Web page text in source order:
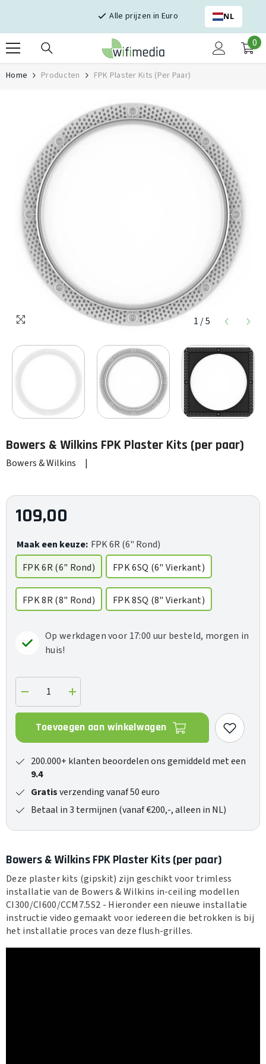
Alle prijzen in Euro NL
0
0
Home Producten FPK Plaster Kits (per Paar)
Bowers & Wilkins FPK Plaster Kits (per paar)
Bowers & Wilkins |
1 /5
109,00
Maak een keuze: FPK 6R (6" Rond)
FPK 6R (6" Rond)
FPK 6SQ (6" Vierkant)
FPK 8R (8" Rond) FPK 8SQ (8" Vierkant)
Op werkdagen voor 17:00 uur besteld, morgen in
huis!
Verlaag
de
hoeveelheid
voor
FPK
(per
paar)
Verhoog
de
hoeveelheid
FPK
(per
paar)
Toevoegen aan winkelwagen
200.000+ klanten beoordelen ons gemiddeld met een
9.4
Gratisverzending vanaf 50 euro
Betaal in 3 termijnen (vanaf €200,-, alleen in NL)
Bowers & Wilkins FPK Plaster Kits (per paar)
Deze plaster kits (gipskit) zijn geschikt voor trimless
installatie van de Bowers & Wilkins in-ceiling modellen
CI300/CI600/CCM7.5S2 - Hieronder een nieuwe installatie
instructie video gemaakt voor iedereen die betrokken is bij
het installatie proces van deze flush-grilles.